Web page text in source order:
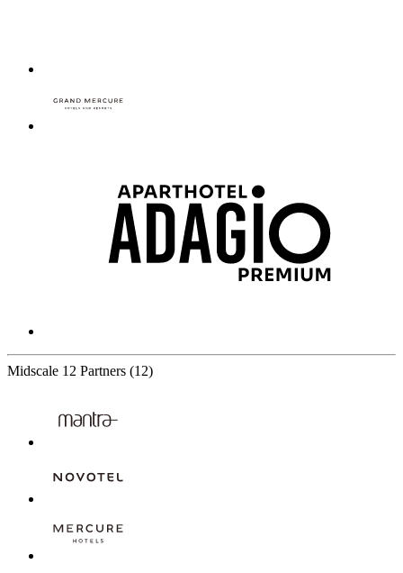
Midscale 12 Partners (12)